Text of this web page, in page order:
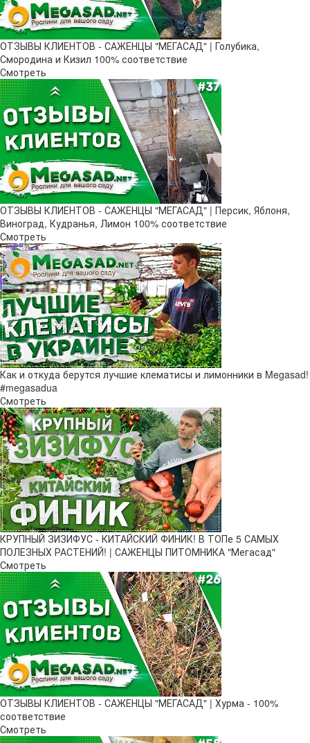
ОТЗЫВЫ КЛИЕНТОВ - САЖЕНЦЫ "МЕГАСАД" | Голубика,
Смородина и Кизил 100% соответствие
Смотреть
ОТЗЫВЫ КЛИЕНТОВ - САЖЕНЦЫ "МЕГАСАД" | Персик, Яблоня,
Виноград, Кудранья, Лимон 100% соответствие
Смотреть
Как и откуда берутся лучшие клематисы и лимонники в Megasad!
#megasadua
Смотреть
КРУПНЫЙ ЗИЗИФУС - КИТАЙСКИЙ ФИНИК! В ТОПе 5 САМЫХ
ПОЛЕЗНЫХ РАСТЕНИЙ! | САЖЕНЦЫ ПИТОМНИКА "Мегасад"
Смотреть
ОТЗЫВЫ КЛИЕНТОВ - САЖЕНЦЫ "МЕГАСАД" | Хурма - 100%
соответствие
Смотреть